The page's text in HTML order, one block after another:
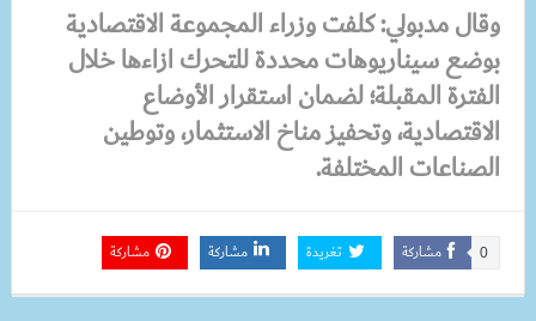
وقال مدبولي: كلفت وزراء المجموعة الاقتصادية
بوضع سيناريوهات محددة للتحرك ازاءها خلال
الفترة المقبلة؛ لضمان استقرار الأوضاع
الاقتصادية، وتحفيز مناخ الاستثمار، وتوطين
الصناعات المختلفة.
مشاركة 0 تغريدة مشاركة مشاركة